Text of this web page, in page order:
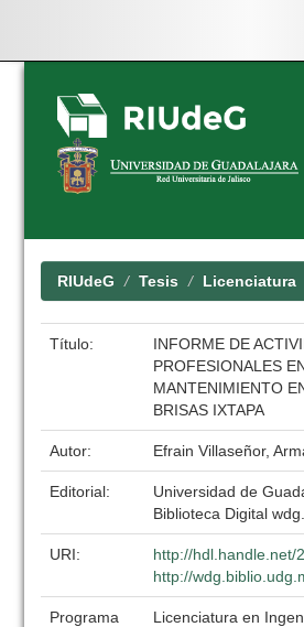
Skip
navigation
RIUdeG Tesis Licenciatura
Título:
INFORME DE
PROFESIONALES
MANTENIMIENTO
BRISAS IXTAPA
Autor: Efrain Villaseñor,
Editorial:
Universidad de
Biblioteca Digital
URI:
http://hdl.handle.net/
http://
Programa
Licenciatura en